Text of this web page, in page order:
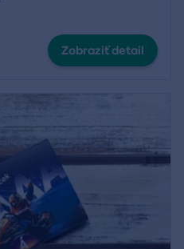
Zobraziť detail